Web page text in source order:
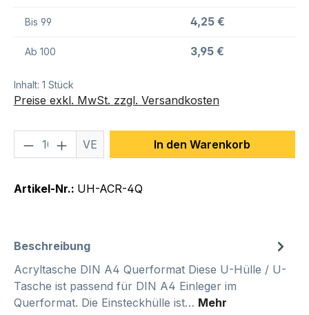
Bis 99 4,25 €
Ab 100 3,95 €
Inhalt: 1 Stück
Preise exkl. MwSt. zzgl. Versandkosten
Produkt Anzahl: Gib den
VE In den Warenkorb
Artikel-Nr.: UH-ACR-4Q
Beschreibung
Acryltasche DIN A4 Querformat Diese U-Hülle / U-
Tasche ist passend für DIN A4 Einleger im
Querformat. Die Einsteckhülle ist… Mehr